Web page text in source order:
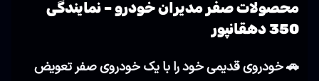
محصولات صفر مدیران خودرو – نمایندگی
350 دهقانپور
🚗 خودروی قدیمی خود را با یک خودروی صفر تعویض